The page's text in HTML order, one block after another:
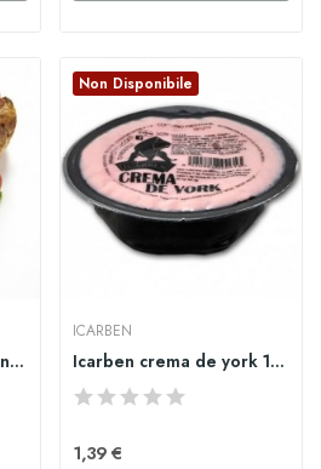
Icarben paleta asada sin hueso 600gr
Non Disponibile
ICARBEN
Icarben crema de york 125gr
1,39 €